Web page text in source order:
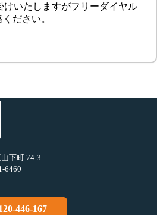
けいたしますがフリーダイヤル
ださい。
下町 74-3
6460
446-167